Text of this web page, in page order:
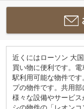
近くにはローソン 大
買い物に便利です。
駅利用可能な物件で
プの物件です。共用
様々な設備やサービ